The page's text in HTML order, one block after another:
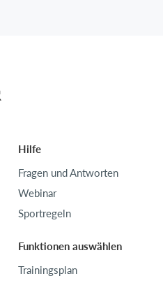
Hilfe
Fragen und Antworten
Webinar
Sportregeln
Funktionen auswählen
Trainingsplan